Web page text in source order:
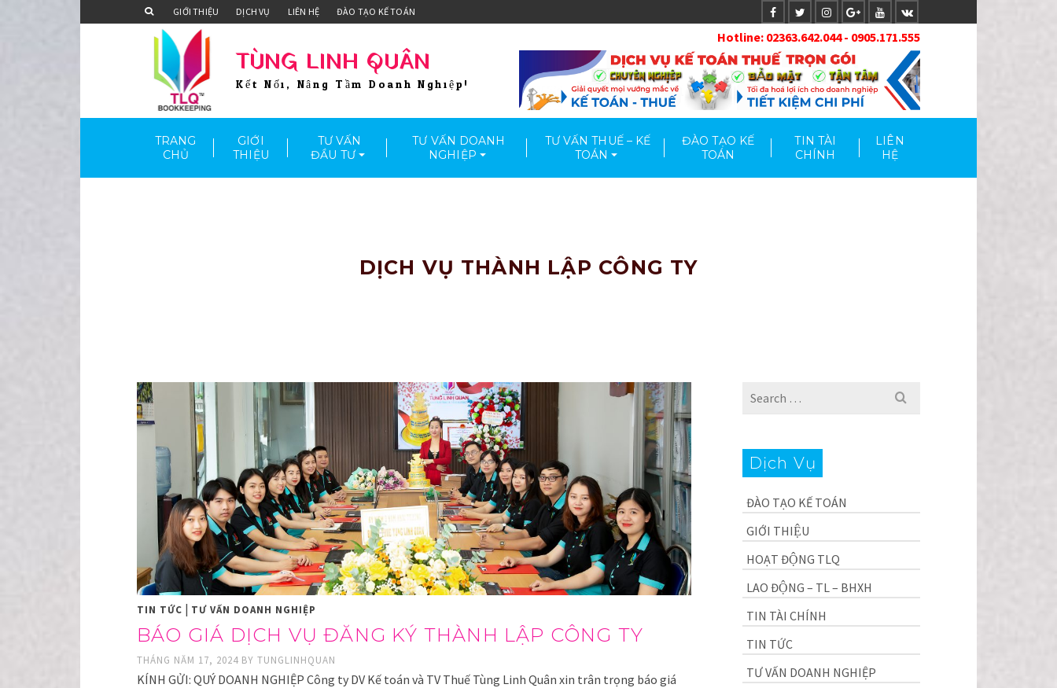
GIỚI THIỆU DỊCH VỤ LIÊN HỆ ĐÀO TẠO KẾ TOÁN
TÙNG LINH QUÂN
Kết Nối, Nâng Tầm Doanh Nghiệp!
Hotline: 02363.642.044 - 0905.171.555
TRANG
CHỦ
GIỚI
THIỆU
TƯ VẤN
ĐẦU TƯ
TƯ VẤN DOANH
NGHIỆP
TƯ VẤN THUẾ – KẾ
TOÁN
ĐÀO TẠO KẾ
TOÁN
TIN TÀI
CHÍNH
LIÊN
HỆ
DỊCH VỤ THÀNH LẬP CÔNG TY
TIN TỨC | TƯ VẤN DOANH NGHIỆP
BÁO GIÁ DỊCH VỤ ĐĂNG KÝ THÀNH LẬP CÔNG TY
THÁNG NĂM 17, 2024 BY TUNGLINHQUAN
KÍNH GỬI: QUÝ DOANH NGHIỆP Công ty DV Kế toán và TV Thuế Tùng Linh Quân xin trân trọng báo giá
Search
Dịch Vụ
ĐÀO TẠO KẾ TOÁN
GIỚI THIỆU
HOẠT ĐỘNG TLQ
LAO ĐỘNG – TL – BHXH
TIN TÀI CHÍNH
TIN TỨC
TƯ VẤN DOANH NGHIỆP